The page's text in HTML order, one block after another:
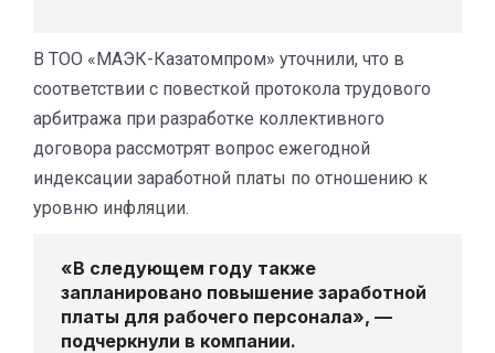
В ТОО «МАЭК-Казатомпром» уточнили, что в
соответствии с повесткой протокола трудового
арбитража при разработке коллективного
договора рассмотрят вопрос ежегодной
индексации заработной платы по отношению к
уровню инфляции.
«В следующем году также
запланировано повышение заработной
платы для рабочего персонала», —
подчеркнули в компании.